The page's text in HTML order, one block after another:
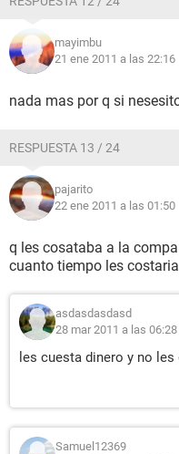
mayimbu
21 ene 2011 a las 22:16
nada mas por q si
RESPUESTA 13 / 24
pajarito
22 ene 2011 a las 01:50
q les cosataba a la
cuanto tiempo les
asdasdasdasd
28 mar 2011 a las 06:28
les cuesta dinero y no
Samuel12369